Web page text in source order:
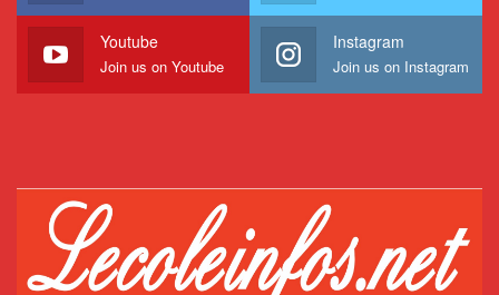
Youtube
Join us on Youtube
Instagram
Join us on Instagram